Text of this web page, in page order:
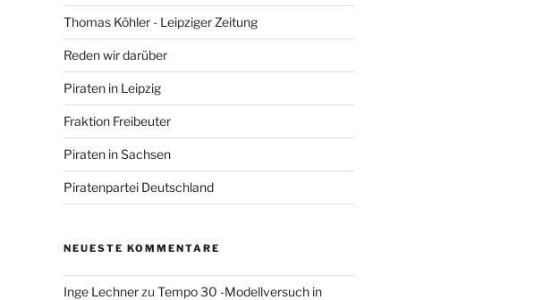
Thomas Köhler - Leipziger Zeitung
Reden wir darüber
Piraten in Leipzig
Fraktion Freibeuter
Piraten in Sachsen
Piratenpartei Deutschland
NEUESTE KOMMENTARE
Inge Lechnerzu Tempo 30 -Modellversuch in